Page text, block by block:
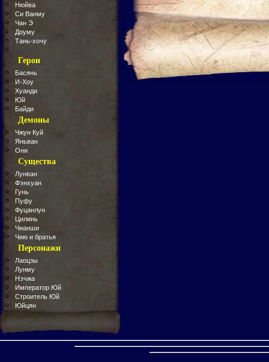
Нюйва
Си Ванму
Чан Э
Доуму
Тань-хочу
Герои
Басянь
И-Хоу
Хуанди
Юй
Байди
Демоны
Чжун Куй
Яньван
Они
Существа
Лунван
Фэнхуан
Гунь
Пуфу
Фуцанлун
Цилинь
Чианши
Чию и братья
Персонажи
Лаоцзы
Лунму
Нэчжа
Император Юй
Строитель Юй
Юйцян